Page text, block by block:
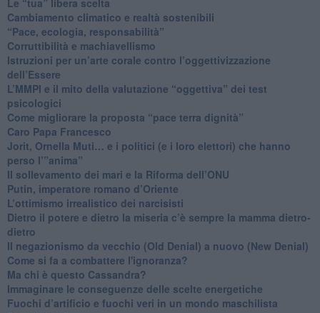
Cambiamento climatico e realtà sostenibili
“Pace, ecologia, responsabilità”
​Corruttibilità e machiavellismo
Istruzioni per un’arte corale contro l’oggettivizzazione
dell’Essere
​L’MMPI e il mito della valutazione “oggettiva” dei test
psicologici
Come migliorare la proposta “pace terra dignità”
Caro Papa Francesco
​Jorit, Ornella Muti… e i politici (e i loro elettori) che hanno
perso l’”anima”
​Il sollevamento dei mari e la Riforma dell’ONU
Putin, imperatore romano d’Oriente
​L’ottimismo irrealistico dei narcisisti
​Dietro il potere e dietro la miseria c’è sempre la mamma dietro-
dietro
Il negazionismo da vecchio (Old Denial) a nuovo (New Denial)
Come si fa a combattere l'ignoranza?
Ma chi è questo Cassandra?
Immaginare le conseguenze delle scelte energetiche
​Fuochi d’artificio e fuochi veri in un mondo maschilista